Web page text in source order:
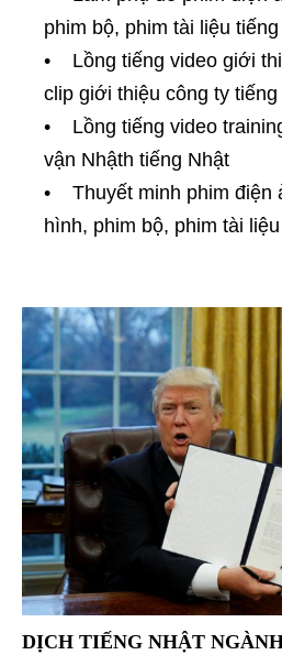
phim bộ, phim tài liệu
• Lồng tiếng video giới
clip giới thiệu công ty tiếng
• Lồng tiếng video
vận Nhậth tiếng Nhật
• Thuyết minh phim điện
hình, phim bộ, phim tài
DỊCH TIẾNG NHẬT